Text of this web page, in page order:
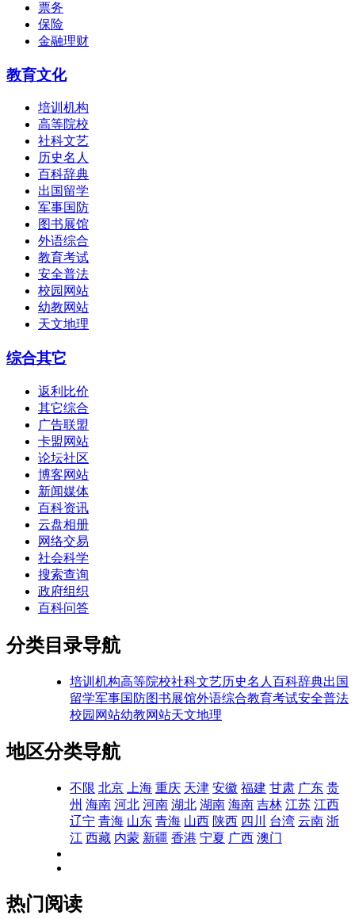
票务
保险
金融理财
教育文化
培训机构
高等院校
社科文艺
历史名人
百科辞典
出国留学
军事国防
图书展馆
外语综合
教育考试
安全普法
校园网站
幼教网站
天文地理
综合其它
返利比价
其它综合
广告联盟
卡盟网站
论坛社区
博客网站
新闻媒体
百科资讯
云盘相册
网络交易
社会科学
搜索查询
政府组织
百科问答
分类目录导航
培训机构高等院校社科文艺历史名人 百科辞典出国
留学军事国防图书展馆外语综合教育考试安全普法
校园网站幼教网站天文地理
地区分类导航
不限 北京 上海 重庆 天津 安徽 福建 甘肃 广东 贵
州 海南 河北 河南 湖北 湖南 海南 吉林 江苏 江西
辽宁 青海 山东 青海 山西 陕西 四川 台湾 云南 浙
江 西藏 内蒙 新疆 香港 宁夏 广西 澳门
热门阅读